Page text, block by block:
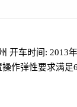
开车时间: 2013
作弹性要求满